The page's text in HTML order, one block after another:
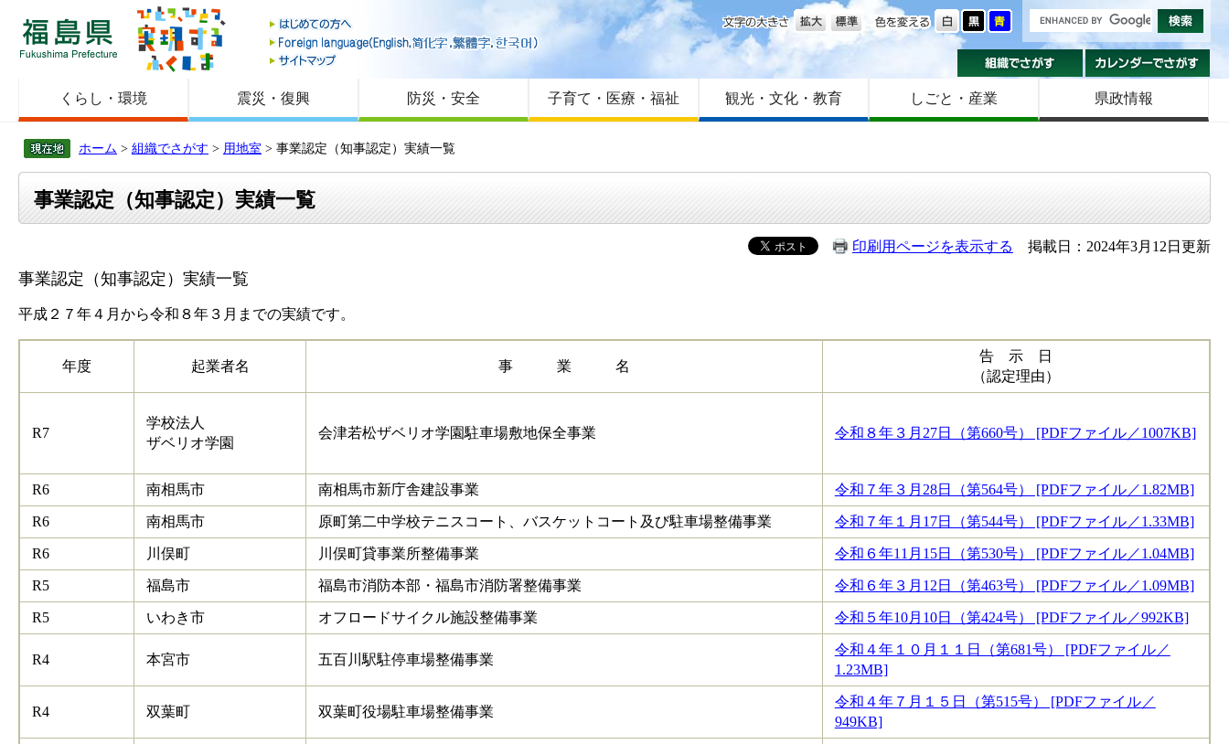
福島県
はじめての方へ
Foreign language
サイトマップ
色を変える
文字の大きさ
組織でさがす
くらし・環境 震災・復興 防災・安全 子育て・医療・福祉 観光・文化・教育 しごと・産業 県政情報
ホーム > 組織でさがす > 用地室 > 事業認定（知事認定）実績一覧
事業認定（知事認定）実績一覧
印刷用ページを表示する 掲載日：2024年3月12日更新
事業認定（知事認定）実績一覧
平成２７年４月から令和８年３月までの実績です。
年度 起業者名 事 業 名
告 示 日
（認定理由）
R7
学校法人
ザベリオ学園
会津若松ザベリオ学園駐車場敷地保全事業 令和８年３月27日（第660号） [PDFファイル／1007KB]
R6 南相馬市 南相馬市新庁舎建設事業 令和７年３月28日（第564号） [PDFファイル／1.82MB]
R6 南相馬市 原町第二中学校テニスコート、バスケットコート及び駐車場整備事業 令和７年１月17日（第544号） [PDFファイル／1.33MB]
R6 川俣町 川俣町貸事業所整備事業 令和６年11月15日（第530号） [PDFファイル／1.04MB]
R5 福島市 福島市消防本部・福島市消防署整備事業 令和６年３月12日（第463号） [PDFファイル／1.09MB]
R5 いわき市 オフロードサイクル施設整備事業 令和５年10月10日（第424号） [PDFファイル／992KB]
R4 本宮市 五百川駅駐停車場整備事業
令和４年１０月１１日（第681号） [PDFファイル／
1.23MB]
R4 双葉町 双葉町役場駐車場整備事業
令和４年７月１５日（第515号） [PDFファイル／
949KB]